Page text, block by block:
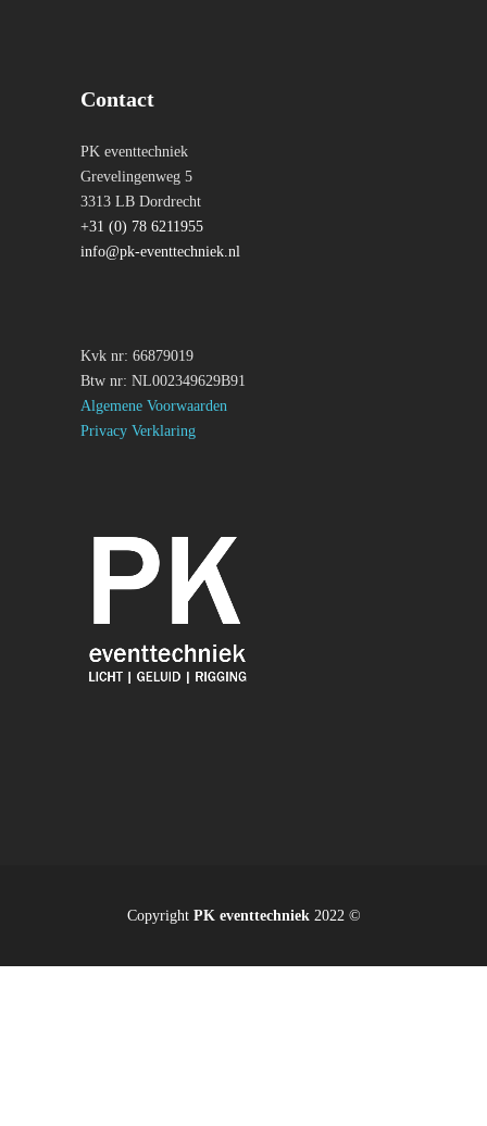
Contact
PK eventtechniek
Grevelingenweg 5
3313 LB Dordrecht
+31 (0) 78 6211955
info@pk-eventtechniek.nl
Kvk nr: 66879019
Btw nr: NL002349629B91
Algemene Voorwaarden
Privacy Verklaring
Copyright PK eventtechniek2022 ©